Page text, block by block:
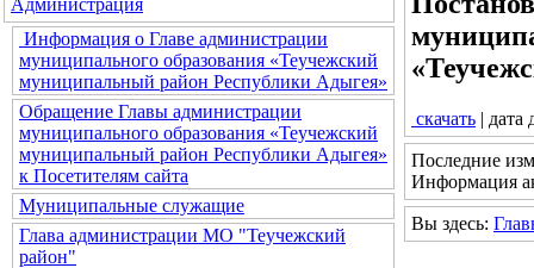
Администрация
Информация о Главе администрации
муниципального образования «Теучежский
муниципальный район Республики Адыгея»
Обращение Главы администрации
муниципального образования «Теучежский
муниципальный район Республики Адыгея»
к Посетителям сайта
Муниципальные служащие
Глава администрации МО "Теучежский
район"
скачать | дата
Последние
Информация
Вы здесь: